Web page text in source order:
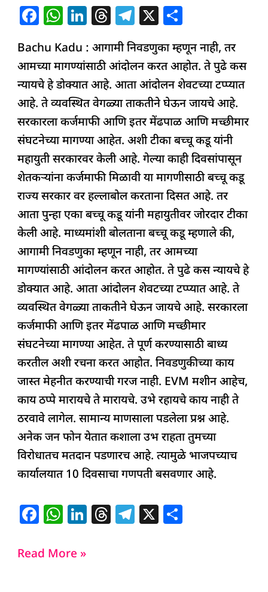
F
c
e
b
o
o
k
W
at
s
A
p
p
Li
k
e
dI
n
T
h
re
a
d
s
T
e
g
ra
m
X
ar
e
Bachu Kadu : आगामी निवडणुका म्हणून नाही, तर
आमच्या मागण्यांसाठी आंदोलन करत आहोत. ते पुढे कस
न्यायचे हे डोक्यात आहे. आता आंदोलन शेवटच्या टप्प्यात
आहे. ते व्यवस्थित वेगळ्या ताकतीने घेऊन जायचे आहे.
सरकारला कर्जमाफी आणि इतर मेंढपाळ आणि मच्छीमार
संघटनेच्या मागण्या आहेत. अशी टीका बच्चू कडू यांनी
महायुती सरकारवर केली आहे. गेल्या काही दिवसांपासून
शेतकऱ्यांना कर्जमाफी मिळावी या मागणीसाठी बच्चू कडू
राज्य सरकार वर हल्लाबोल करताना दिसत आहे. तर
आता पुन्हा एका बच्चू कडू यांनी महायुतीवर जोरदार टीका
केली आहे. माध्यमांशी बोलताना बच्चू कडू म्हणाले की,
आगामी निवडणुका म्हणून नाही, तर आमच्या
मागण्यांसाठी आंदोलन करत आहोत. ते पुढे कस न्यायचे हे
डोक्यात आहे. आता आंदोलन शेवटच्या टप्प्यात आहे. ते
व्यवस्थित वेगळ्या ताकतीने घेऊन जायचे आहे. सरकारला
कर्जमाफी आणि इतर मेंढपाळ आणि मच्छीमार
संघटनेच्या मागण्या आहेत. ते पूर्ण करण्यासाठी बाध्य
करतील अशी रचना करत आहोत. निवडणुकीच्या काय
जास्त मेहनीत करण्याची गरज नाही. EVM मशीन आहेच,
काय ठप्पे मारायचे ते मारायचे. उभे रहायचे काय नाही ते
ठरवावे लागेल. सामान्य माणसाला पडलेला प्रश्न आहे.
अनेक जन फोन येतात कशाला उभ राहता तुमच्या
विरोधातच मतदान पडणारच आहे. त्यामुळे भाजपच्याच
कार्यालयात 10 दिवसाचा गणपती बसवणार आहे.
F
c
W
at
Li T T X
निवडणूक
जिंकता
येते;
बच्चू
कडूंचा
महायुतीला
टोला
Read More »